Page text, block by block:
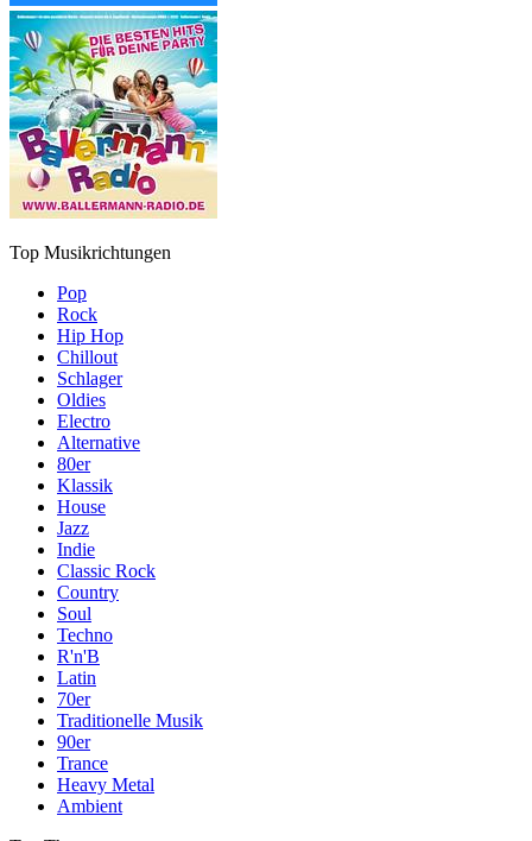
Top Musikrichtungen
Pop
Rock
Hip Hop
Chillout
Schlager
Oldies
Electro
Alternative
80er
Klassik
House
Jazz
Indie
Classic Rock
Country
Soul
Techno
R'n'B
Latin
70er
Traditionelle Musik
90er
Trance
Heavy Metal
Ambient